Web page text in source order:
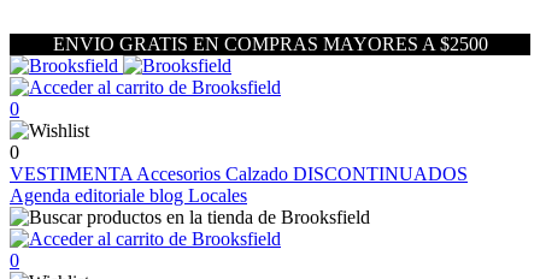
ENVIO GRATIS EN COMPRAS MAYORES A $2500
0
0
VESTIMENTA Accesorios Calzado DISCONTINUADOS
Agenda editoriale blog Locales
0